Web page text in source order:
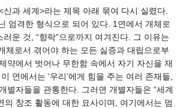
과 세계>라는 제목 아래 묶여 다시 실렸다.
엄격한 형식으로 되어 있다. 1연에서 개체로
운 것, “향락”으로까지 여겨진다. 그 이유는
체로서 겪어야 하는 모든 싫증과 대립으로부
약에서 벗어나 무한함 속에서 자기 자신을 재
연에서는 ‘우리’에게 힘을 주는 여러 존재들,
별자들을 관통한다. 그러면 개별자들은 “세계
창조 활동에 대한 묘사이며, 여기에서는 멈